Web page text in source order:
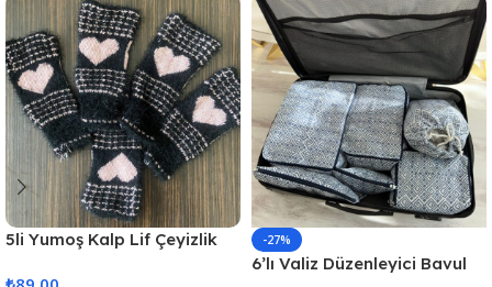
5li Yumoş Kalp Lif Çeyizlik
-27%
6’lı Valiz Düzenleyici Bavul